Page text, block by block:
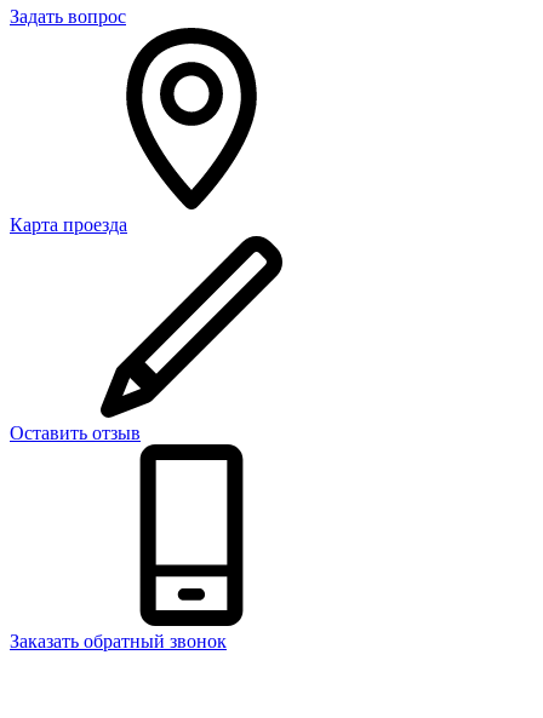
Задать вопрос
Карта проезда
Оставить отзыв
Заказать обратный звонок